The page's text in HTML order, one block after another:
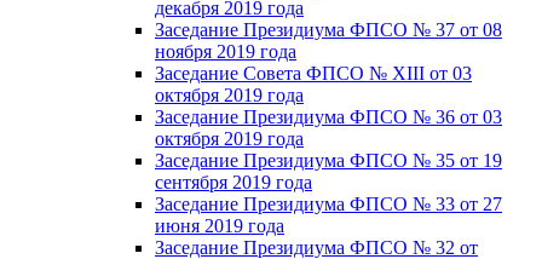
декабря 2019 года
Заседание Президиума ФПСО № 37 от 08
ноября 2019 года
Заседание Совета ФПСО № XIII от 03
октября 2019 года
Заседание Президиума ФПСО № 36 от 03
октября 2019 года
Заседание Президиума ФПСО № 35 от 19
сентября 2019 года
Заседание Президиума ФПСО № 33 от 27
июня 2019 года
Заседание Президиума ФПСО № 32 от